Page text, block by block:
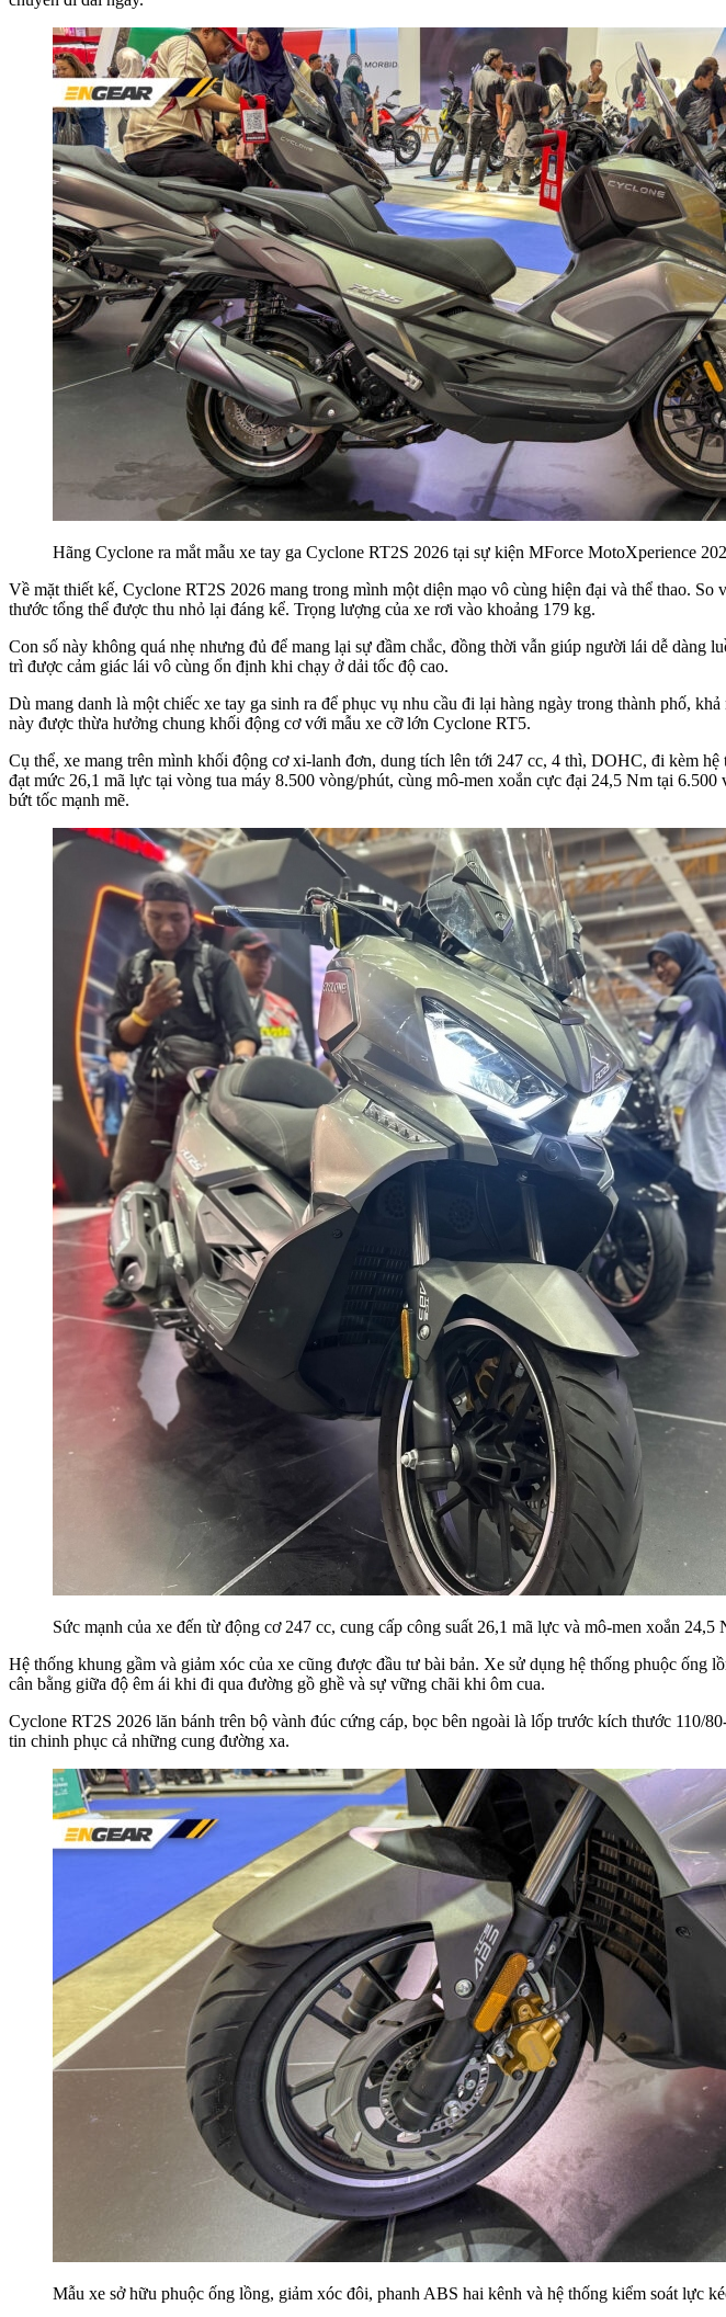
Hãng Cyclone ra mắt mẫu xe tay ga Cyclone RT2S 2026 tại sự kiện MForce MotoXperience
Về mặt thiết kế, Cyclone RT2S 2026 mang trong mình một diện mạo vô cùng hiện đại và thể thao.
thước tổng thể được thu nhỏ lại đáng kể. Trọng lượng của xe rơi vào khoảng 179 kg.
Con số này không quá nhẹ nhưng đủ để mang lại sự đầm chắc, đồng thời vẫn giúp người lái dễ
trì được cảm giác lái vô cùng ổn định khi chạy ở dải tốc độ cao.
Dù mang danh là một chiếc xe tay ga sinh ra để phục vụ nhu cầu đi lại hàng ngày trong thành phố,
này được thừa hưởng chung khối động cơ với mẫu xe cỡ lớn Cyclone RT5.
Cụ thể, xe mang trên mình khối động cơ xi-lanh đơn, dung tích lên tới 247 cc, 4 thì, DOHC, đi kèm
đạt mức 26,1 mã lực tại vòng tua máy 8.500 vòng/phút, cùng mô-men xoắn cực đại 24,5 Nm tại
bứt tốc mạnh mẽ.
Sức mạnh của xe đến từ động cơ 247 cc, cung cấp công suất 26,1 mã lực và mô-men xoắn 24,5
Hệ thống khung gầm và giảm xóc của xe cũng được đầu tư bài bản. Xe sử dụng hệ thống phuộc
cân bằng giữa độ êm ái khi đi qua đường gồ ghề và sự vững chãi khi ôm cua.
Cyclone RT2S 2026 lăn bánh trên bộ vành đúc cứng cáp, bọc bên ngoài là lốp trước kích thước 110/
tin chinh phục cả những cung đường xa.
Mẫu xe sở hữu phuộc ống lồng, giảm xóc đôi, phanh ABS hai kênh và hệ thống kiểm soát lực